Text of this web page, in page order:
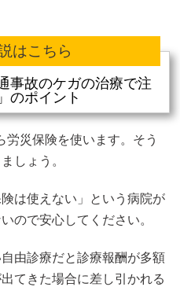
はこちら
事故のケガの治療で注
のポイント
災保険を使います。そう
しょう。
は使えない」という病院が
ので安心してください。
由診療だと診療報酬が多額
てきた場合に差し引かれる